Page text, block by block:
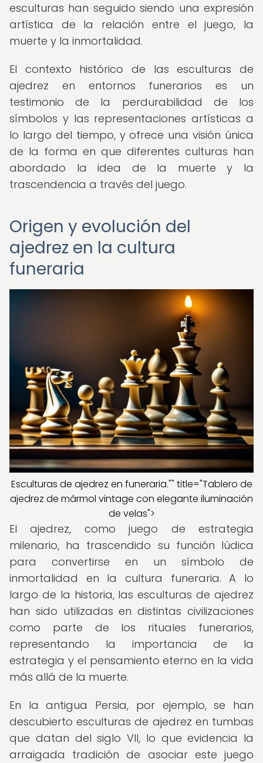
esculturas han seguido siendo una expresión
artística de la relación entre el juego, la
muerte y la inmortalidad.
El contexto histórico de las esculturas de
ajedrez en entornos funerarios es un
testimonio de la perdurabilidad de los
símbolos y las representaciones artísticas a
lo largo del tiempo, y ofrece una visión única
de la forma en que diferentes culturas han
abordado la idea de la muerte y la
trascendencia a través del juego.
Origen y evolución del
ajedrez en la cultura
funeraria
Esculturas de ajedrez en funeraria."" title="Tablero de
ajedrez de mármol vintage con elegante iluminación
de velas">
El ajedrez, como juego de estrategia
milenario, ha trascendido su función lúdica
para convertirse en un símbolo de
inmortalidad en la cultura funeraria. A lo
largo de la historia, las esculturas de ajedrez
han sido utilizadas en distintas civilizaciones
como parte de los rituales funerarios,
representando la importancia de la
estrategia y el pensamiento eterno en la vida
más allá de la muerte.
En la antigua Persia, por ejemplo, se han
descubierto esculturas de ajedrez en tumbas
que datan del siglo VII, lo que evidencia la
arraigada tradición de asociar este juego